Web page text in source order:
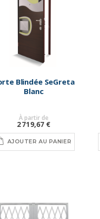
Blindée SeGreta
Blanc
À partir de
2 719,67 €
AJOUTER AU PANIER